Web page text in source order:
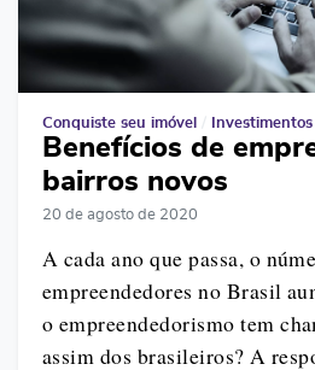
Conquiste seu imóvel Investimentos
Benefícios de
bairros novos
20 de agosto de 2020
A cada ano que passa, o
empreendedores no Brasil
o empreendedorismo tem
assim dos brasileiros? A